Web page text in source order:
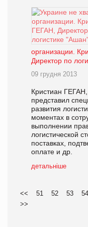
организации.
Директор по
09 грудня 2013
Кристиан
представил
развития
моментах в
выполнении
логистической
поставках,
оплате и др.
детальніше
<< 51 52 53 54
>>